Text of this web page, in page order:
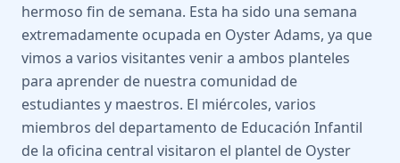
hermoso fin de semana. Esta ha sido una semana
extremadamente ocupada en Oyster Adams, ya que
vimos a varios visitantes venir a ambos planteles
para aprender de nuestra comunidad de
estudiantes y maestros. El miércoles, varios
miembros del departamento de Educación Infantil
de la oficina central visitaron el plantel de Oyster